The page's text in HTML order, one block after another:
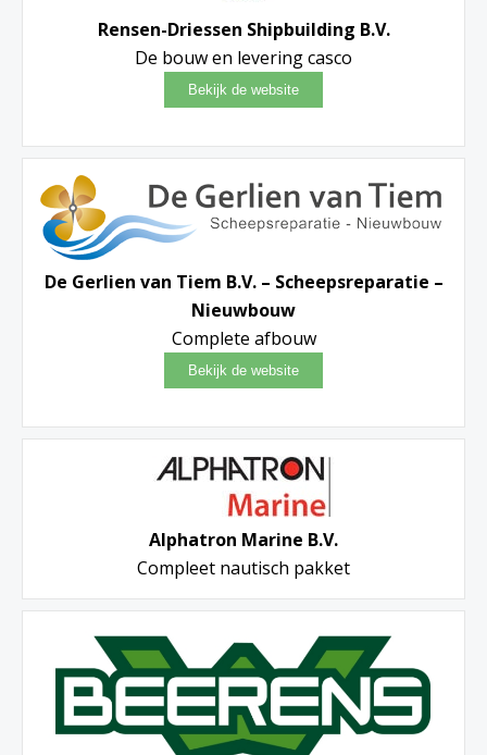
Rensen-Driessen Shipbuilding B.V.
De bouw en levering casco
De Gerlien van Tiem B.V. – Scheepsreparatie –
Nieuwbouw
Complete afbouw
Alphatron Marine B.V.
Compleet nautisch pakket